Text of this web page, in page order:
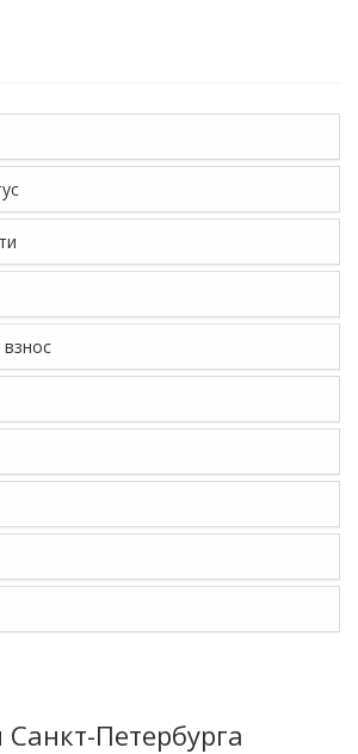
Петербурга